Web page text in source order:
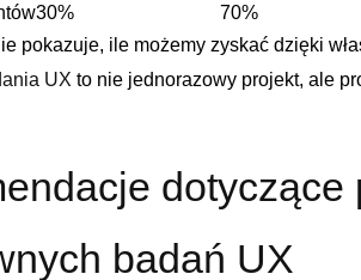
30%
70%
pokazuje, ile możemy zyskać dzięki
⁤UX ​to nie jednorazowy projekt, ⁣ale⁢
badań UX